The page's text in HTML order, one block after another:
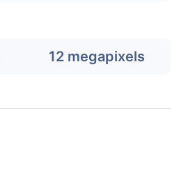
12 megapixels